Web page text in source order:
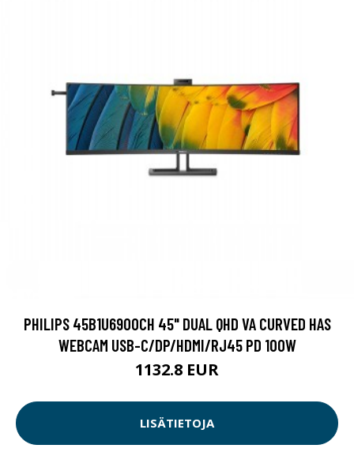
PHILIPS 45B1U6900CH 45" DUAL QHD VA CURVED HAS
WEBCAM USB-C/DP/HDMI/RJ45 PD 100W
1132.8 EUR
LISÄTIETOJA